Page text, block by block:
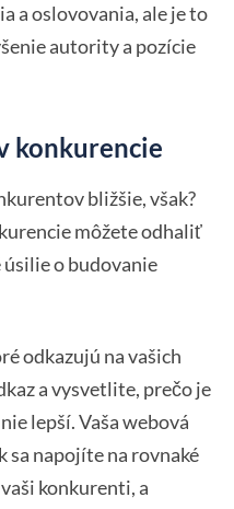
a oslovovania, ale je to
autority a pozície
konkurencie
bližšie, však?
môžete odhaliť
o budovanie
odkazujú na vašich
a vysvetlite, prečo je
lepší. Vaša webová
napojíte na rovnaké
konkurenti, a